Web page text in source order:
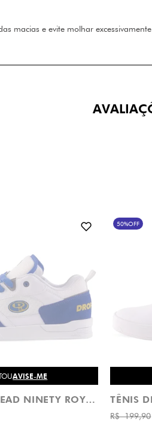
macias e evite molhar
AVISE-ME
TÊNIS DROP DEAD NINETY ROYAL E BRANCO
50%OFF
R$ 199,90